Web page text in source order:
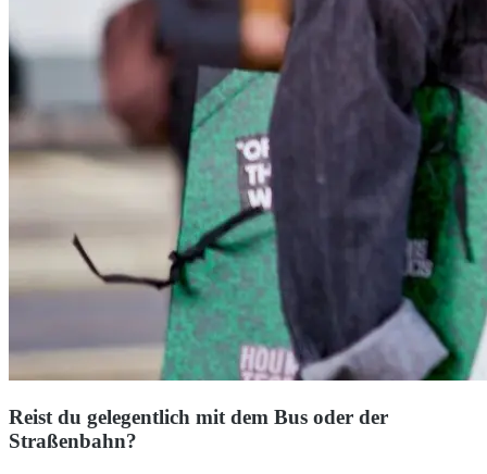
Reist du gelegentlich mit dem Bus oder der
Straßenbahn?